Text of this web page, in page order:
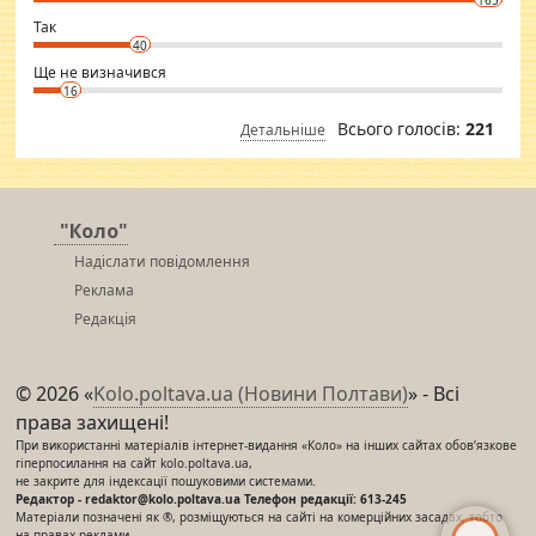
club.
⇒ sakshimirchandani.com
Так
40
Ще не визначився
16
Детальніше Всього голосів: 221
"Коло"
Надіслати повідомлення
Реклама
Редакція
© 2026 «Kolo.poltava.ua (Новини Полтави)» - Всі
права захищені!
При використанні матеріалів інтернет-видання «Коло» на інших сайтах обов’язкове
гіперпосилання на сайт kolo.poltava.ua,
не закрите для індексації пошуковими системами.
Редактор - redaktor@kolo.poltava.ua Телефон редакції: 613-245
Матеріали позначені як ®, розміщуються на сайті на комерційних засадах, тобто